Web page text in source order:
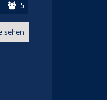
5
sehen